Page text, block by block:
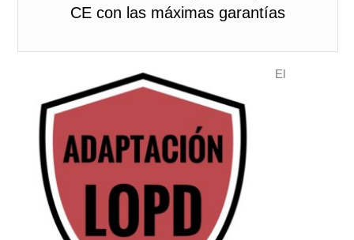
CE con las máximas garantías
El